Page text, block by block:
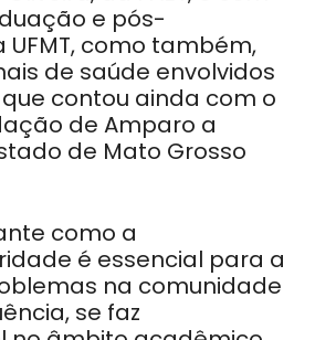
e pós-
como também,
de saúde envolvidos
contou ainda com o
de Amparo a
de Mato Grosso
como a
é essencial para a
na comunidade
se faz